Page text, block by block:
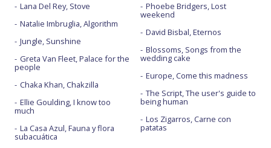
Lana Del Rey, Stove
Natalie Imbruglia, Algorithm
Jungle, Sunshine
Greta Van Fleet, Palace for the
people
Chaka Khan, Chakzilla
Ellie Goulding, I know too
much
La Casa Azul, Fauna y flora
subacuática
Phoebe Bridgers, Lost
weekend
David Bisbal, Eternos
Blossoms, Songs from the
wedding cake
Europe, Come this madness
The Script, The user's guide to
being human
Los Zigarros, Carne con
patatas